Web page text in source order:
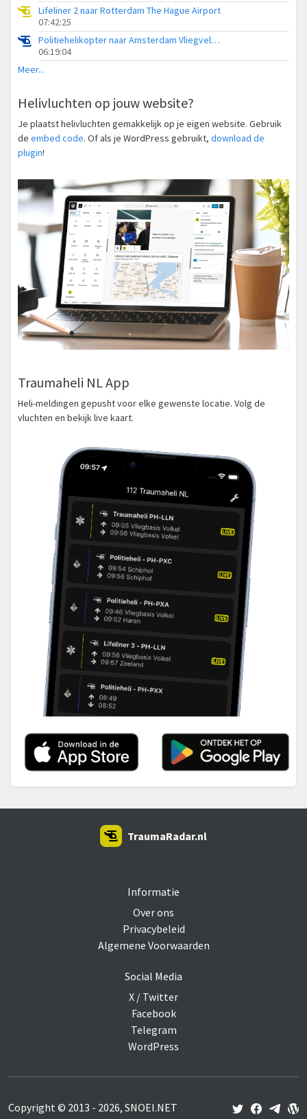
Lifeliner 2 naar Rotterdam The Hague Airport
07:42:25
Politiehelikopter naar Amsterdam Vliegveld Schiphol
06:19:04
Meer...
Helivluchten op jouw website?
Je plaatst helivluchten gemakkelijk op je eigen website. Gebruik
de embed code. Of als je WordPress gebruikt, download de
plugin!
Traumaheli NL App
Heli-meldingen gepusht voor elke gewenste locatie. Volg de
vluchten en bekijk live kaart.
Informatie
Over ons
Privacybeleid
Algemene Voorwaarden
Social Media
X / Twitter
Facebook
Telegram
WordPress
TraumaRadar.nl
Copyright © 2013 - 2026, SNOEI.NET